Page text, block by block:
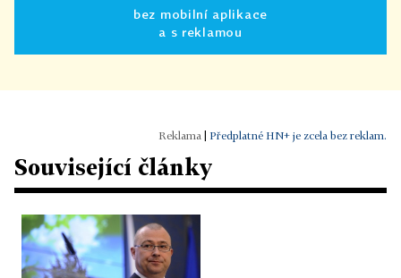
bez mobilní aplikace
a s reklamou
Předplatné HN+ je zcela bez reklam.
Související články